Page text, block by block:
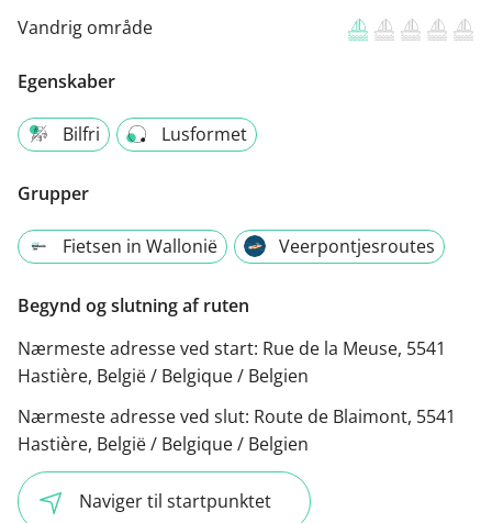
Vandrig område
Egenskaber
Bilfri Lusformet
Grupper
Fietsen in Wallonië Veerpontjesroutes
Begynd og slutning af ruten
Nærmeste adresse ved start: Rue de la Meuse, 5541
Hastière, België / Belgique / Belgien
Nærmeste adresse ved slut: Route de Blaimont, 5541
Hastière, België / Belgique / Belgien
Naviger til startpunktet